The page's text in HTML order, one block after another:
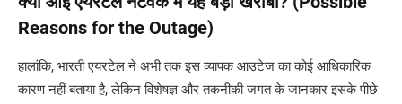
Reasons for the Outage)
हालांकि, भारती एयरटेल ने अभी तक इस व्यापक आउटेज का कोई आधिकारिक
कारण नहीं बताया है, लेकिन विशेषज्ञ और तकनीकी जगत के जानकार इसके पीछे